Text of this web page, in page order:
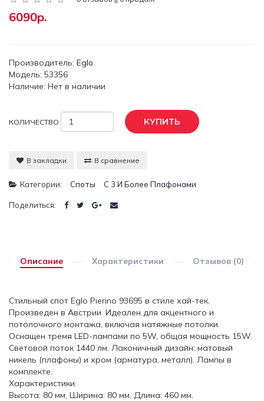
6090р.
Производитель: Eglo
Модель: 53356
Наличие: Нет в наличии
КОЛИЧЕСТВО КУПИТЬ
В закладки В сравнение
Категории: Споты С 3 И Более Плафонами
Поделиться:
Описание Характеристики Отзывов (0)
Стильный спот Eglo Pierino 93695 в стиле хай-тек.
Произведен в Австрии. Идеален для акцентного и
потолочного монтажа, включая натяжные потолки.
Оснащен тремя LED-лампами по 5W, общая мощность 15W.
Световой поток 1440 лм. Лаконичный дизайн: матовый
никель (плафоны) и хром (арматура, металл). Лампы в
комплекте.
Характеристики:
Высота: 80 мм, Ширина: 80 мм, Длина: 460 мм.